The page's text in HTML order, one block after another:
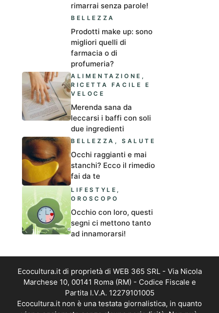
rimarrai senza parole!
BELLEZZA
Prodotti make up: sono
migliori quelli di
farmacia o di
profumeria?
ALIMENTAZIONE ,
RICETTA FACILE E
VELOCE
Merenda sana da
leccarsi i baffi con soli
due ingredienti
BELLEZZA ,SALUTE
Occhi raggianti e mai
stanchi? Ecco il rimedio
fai da te
LIFESTYLE ,
OROSCOPO
Occhio con loro, questi
segni ci mettono tanto
ad innamorarsi!
Ecocultura.it di proprietà di WEB 365 SRL - Via Nicola
Marchese 10, 00141 Roma (RM) - Codice Fiscale e
Partita I.V.A. 12279101005
Ecocultura.it non è una testata giornalistica, in quanto